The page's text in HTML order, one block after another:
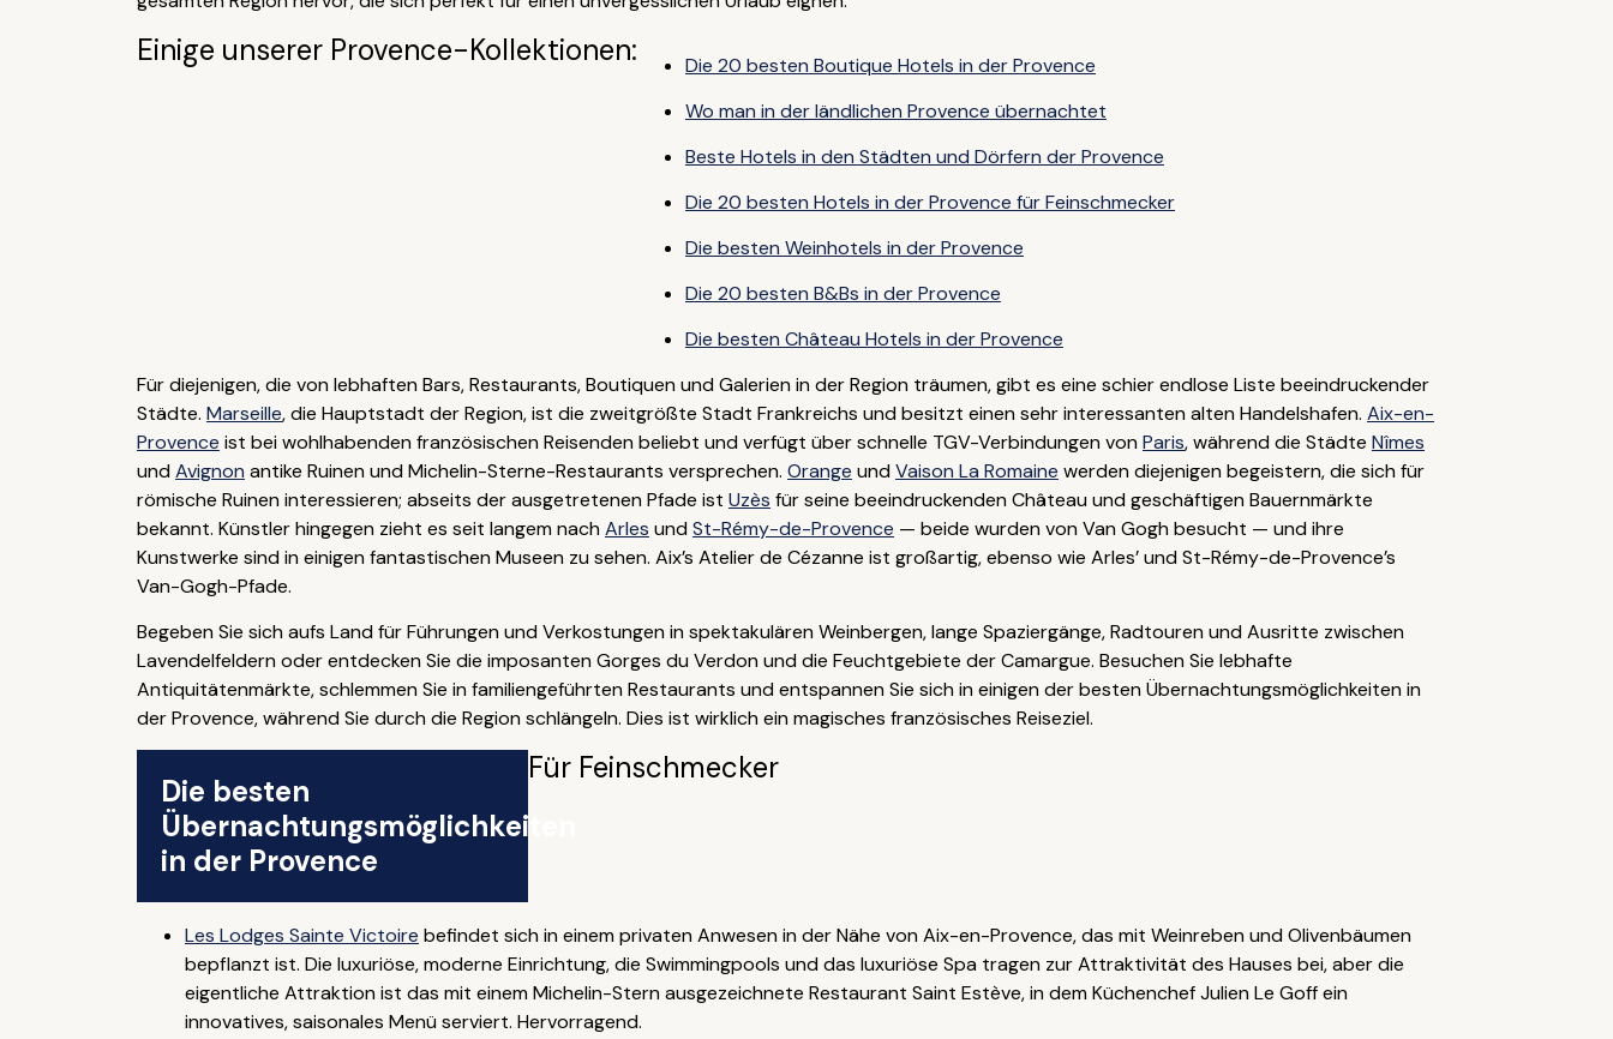
Einige unserer Provence-Kollektionen:
Die 20 besten Boutique Hotels in der Provence
Wo man in der ländlichen Provence übernachtet
Beste Hotels in den Städten und Dörfern der Provence
Die 20 besten Hotels in der Provence für Feinschmecker
Die besten Weinhotels in der Provence
Die 20 besten B&Bs in der Provence
Die besten Château Hotels in der Provence
Für diejenigen, die von lebhaften Bars, Restaurants, Boutiquen und Galerien in der Region träumen, gibt es eine schier endlose Liste beeindruckender
Städte. Marseille, die Hauptstadt der Region, ist die zweitgrößte Stadt Frankreichs und besitzt einen sehr interessanten alten Handelshafen. Aix-en-
Provence ist bei wohlhabenden französischen Reisenden beliebt und verfügt über schnelle TGV-Verbindungen vonParis, während die Städte Nîmes
undAvignon antike Ruinen und Michelin-Sterne-Restaurants versprechen. Orange undVaison La Romaine werden diejenigen begeistern, die sich für
römische Ruinen interessieren; abseits der ausgetretenen Pfade ist Uzès für seine beeindruckenden Château und geschäftigen Bauernmärkte
bekannt. Künstler hingegen zieht es seit langem nachArles undSt-Rémy-de-Provence — beide wurden von Van Gogh besucht — und ihre
Kunstwerke sind in einigen fantastischen Museen zu sehen. Aix’s Atelier de Cézanne ist großartig, ebenso wie Arles’ und St-Rémy-de-Provence’s
Van-Gogh-Pfade.
Begeben Sie sich aufs Land für Führungen und Verkostungen in spektakulären Weinbergen, lange Spaziergänge, Radtouren und Ausritte zwischen
Lavendelfeldern oder entdecken Sie die imposanten Gorges du Verdon und die Feuchtgebiete der Camargue. Besuchen Sie lebhafte
Antiquitätenmärkte, schlemmen Sie in familiengeführten Restaurants und entspannen Sie sich in einigen der besten Übernachtungsmöglichkeiten in
der Provence, während Sie durch die Region schlängeln. Dies ist wirklich ein magisches französisches Reiseziel.
Die besten
Übernachtungsmöglichkeiten
in der Provence
Für Feinschmecker
Les Lodges Sainte Victoire befindet sich in einem privaten Anwesen in der Nähe von Aix-en-Provence, das mit Weinreben und Olivenbäumen
bepflanzt ist. Die luxuriöse, moderne Einrichtung, die Swimmingpools und das luxuriöse Spa tragen zur Attraktivität des Hauses bei, aber die
eigentliche Attraktion ist das mit einem Michelin-Stern ausgezeichnete Restaurant Saint Estève, in dem Küchenchef Julien Le Goff ein
innovatives, saisonales Menü serviert. Hervorragend.